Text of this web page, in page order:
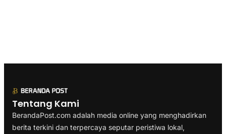
Tentang Kami
BerandaPost.com adalah media online yang menghadirkan
berita terkini dan terpercaya seputar peristiwa lokal,